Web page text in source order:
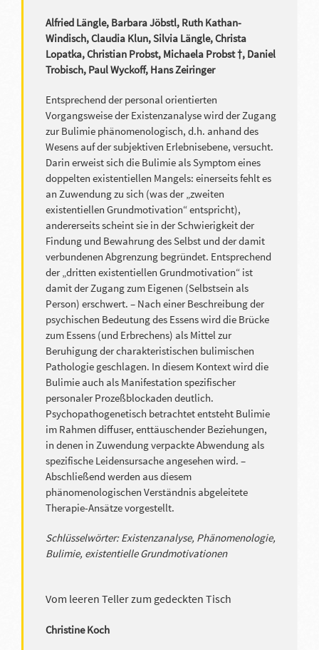
Alfried Längle, Barbara Jöbstl, Ruth Kathan-
Windisch, Claudia Klun, Silvia Längle, Christa
Lopatka, Christian Probst, Michaela Probst †, Daniel
Trobisch, Paul Wyckoff, Hans Zeiringer
Entsprechend der personal orientierten
Vorgangsweise der Existenzanalyse wird der Zugang
zur Bulimie phänomenologisch, d.h. anhand des
Wesens auf der subjektiven Erlebnisebene, versucht.
Darin erweist sich die Bulimie als Symptom eines
doppelten existentiellen Mangels: einerseits fehlt es
an Zuwendung zu sich (was der „zweiten
existentiellen Grundmotivation“ entspricht),
andererseits scheint sie in der Schwierigkeit der
Findung und Bewahrung des Selbst und der damit
verbundenen Abgrenzung begründet. Entsprechend
der „dritten existentiellen Grundmotivation“ ist
damit der Zugang zum Eigenen (Selbstsein als
Person) erschwert. – Nach einer Beschreibung der
psychischen Bedeutung des Essens wird die Brücke
zum Essens (und Erbrechens) als Mittel zur
Beruhigung der charakteristischen bulimischen
Pathologie geschlagen. In diesem Kontext wird die
Bulimie auch als Manifestation spezifischer
personaler Prozeßblockaden deutlich.
Psychopathogenetisch betrachtet entsteht Bulimie
im Rahmen diffuser, enttäuschender Beziehungen,
in denen in Zuwendung verpackte Abwendung als
spezifische Leidensursache angesehen wird. –
Abschließend werden aus diesem
phänomenologischen Verständnis abgeleitete
Therapie-Ansätze vorgestellt.
Schlüsselwörter: Existenzanalyse, Phänomenologie,
Bulimie, existentielle Grundmotivationen
Vom leeren Teller zum gedeckten Tisch
Christine Koch